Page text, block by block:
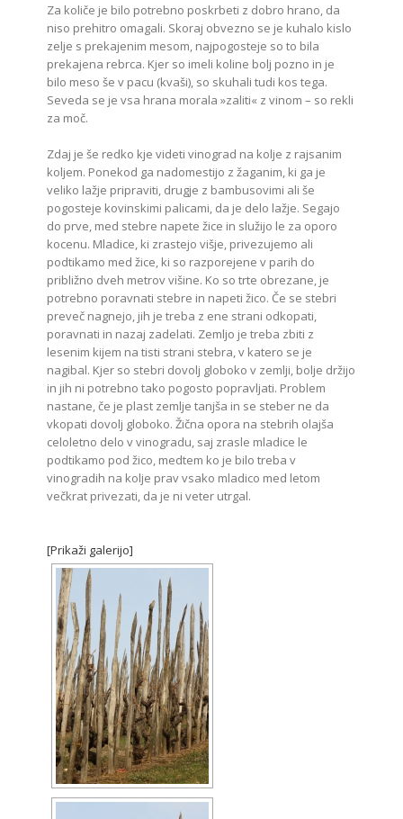
Za količe je bilo potrebno poskrbeti z dobro hrano, da
niso prehitro omagali. Skoraj obvezno se je kuhalo kislo
zelje s prekajenim mesom, najpogosteje so to bila
prekajena rebrca. Kjer so imeli koline bolj pozno in je
bilo meso še v pacu (kvaši), so skuhali tudi kos tega.
Seveda se je vsa hrana morala »zaliti« z vinom – so rekli
za moč.
Zdaj je še redko kje videti vinograd na kolje z rajsanim
koljem. Ponekod ga nadomestijo z žaganim, ki ga je
veliko lažje pripraviti, drugje z bambusovimi ali še
pogosteje kovinskimi palicami, da je delo lažje. Segajo
do prve, med stebre napete žice in služijo le za oporo
kocenu. Mladice, ki zrastejo višje, privezujemo ali
podtikamo med žice, ki so razporejene v parih do
približno dveh metrov višine. Ko so trte obrezane, je
potrebno poravnati stebre in napeti žico. Če se stebri
preveč nagnejo, jih je treba z ene strani odkopati,
poravnati in nazaj zadelati. Zemljo je treba zbiti z
lesenim kijem na tisti strani stebra, v katero se je
nagibal. Kjer so stebri dovolj globoko v zemlji, bolje držijo
in jih ni potrebno tako pogosto popravljati. Problem
nastane, če je plast zemlje tanjša in se steber ne da
vkopati dovolj globoko. Žična opora na stebrih olajša
celoletno delo v vinogradu, saj zrasle mladice le
podtikamo pod žico, medtem ko je bilo treba v
vinogradih na kolje prav vsako mladico med letom
večkrat privezati, da je ni veter utrgal.
[Prikaži galerijo]